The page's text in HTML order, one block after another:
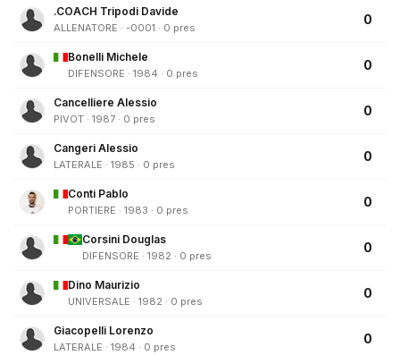
.COACH Tripodi Davide
ALLENATORE · -0001 · 0 pres
0
Bonelli Michele
DIFENSORE · 1984 · 0 pres
0
Cancelliere Alessio
PIVOT · 1987 · 0 pres
0
Cangeri Alessio
LATERALE · 1985 · 0 pres
0
Conti Pablo
PORTIERE · 1983 · 0 pres
0
Corsini Douglas
DIFENSORE · 1982 · 0 pres
0
Dino Maurizio
UNIVERSALE · 1982 · 0 pres
0
Giacopelli Lorenzo
LATERALE · 1984 · 0 pres
0